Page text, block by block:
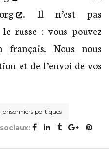
. Il n’est pas
russe : vous pouvez
Nous nous
et de l’envoi de vos
prisonniers politiques